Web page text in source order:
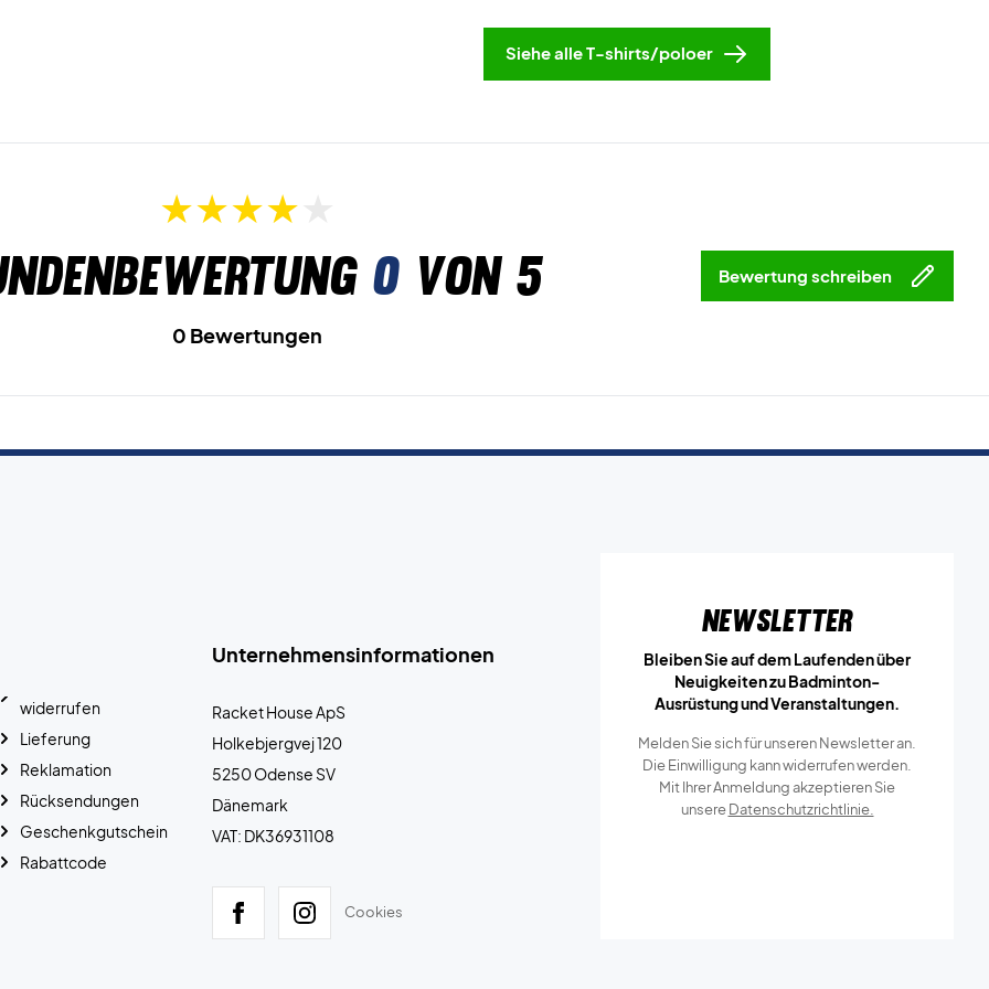
Siehe alle T-shirts/poloer
0von 5 Bewertung schreiben
0 Bewertungen
Unternehmensinformationen
Racket House ApS
Holkebjergvej 120
5250 Odense SV
Dänemark
VAT: DK36931108
Cookies
widerrufen
Lieferung
Reklamation
Rücksendungen
Geschenkgutschein
Rabattcode
Newsletter
Bleiben Sie auf dem Laufenden über
Neuigkeiten zu Badminton-
Ausrüstung und Veranstaltungen.
Melden Sie sich für unseren Newsletter an.
Die Einwilligung kann widerrufen werden.
Mit Ihrer Anmeldung akzeptieren Sie
unsereDatenschutzrichtlinie.